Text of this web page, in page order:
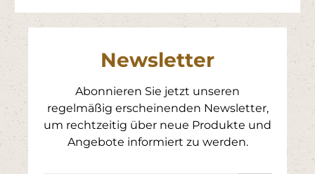
Die Paste ist hochergiebig, leicht löslich und
eignet sich ideal für den Einsatz in
Haushalten. Vorteile auf einen Blick 🥩
Suppen- und Würzpaste mit
Rindfleischgeschmack 🚫 Ohne
geschmacksverstärkende Zusatzstoffe 🚫
Ohne farbgebende Zusatzstoffe 🌾 Glutenfrei
& laktosefrei 🍞 Hefefrei & purinarm 🛢️ Ohne
Palmöl 🧂 Mit jodiertem Speisesalz 💧 Sehr
Newsletter
Abonnieren Sie jetzt unseren
regelmäßig erscheinenden Newsletter,
um rechtzeitig über neue Produkte und
Angebote informiert zu werden.